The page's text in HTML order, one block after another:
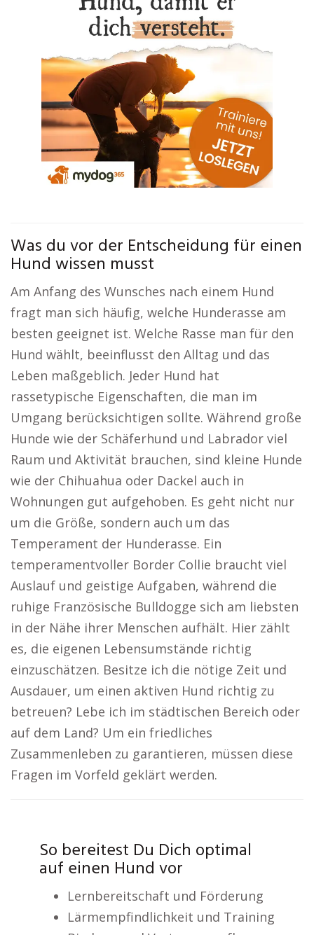
Was du vor der Entscheidung für einen
Hund wissen musst
Am Anfang des Wunsches nach einem Hund
fragt man sich häufig, welche Hunderasse am
besten geeignet ist. Welche Rasse man für den
Hund wählt, beeinflusst den Alltag und das
Leben maßgeblich. Jeder Hund hat
rassetypische Eigenschaften, die man im
Umgang berücksichtigen sollte. Während große
Hunde wie der Schäferhund und Labrador viel
Raum und Aktivität brauchen, sind kleine Hunde
wie der Chihuahua oder Dackel auch in
Wohnungen gut aufgehoben. Es geht nicht nur
um die Größe, sondern auch um das
Temperament der Hunderasse. Ein
temperamentvoller Border Collie braucht viel
Auslauf und geistige Aufgaben, während die
ruhige Französische Bulldogge sich am liebsten
in der Nähe ihrer Menschen aufhält. Hier zählt
es, die eigenen Lebensumstände richtig
einzuschätzen. Besitze ich die nötige Zeit und
Ausdauer, um einen aktiven Hund richtig zu
betreuen? Lebe ich im städtischen Bereich oder
auf dem Land? Um ein friedliches
Zusammenleben zu garantieren, müssen diese
Fragen im Vorfeld geklärt werden.
So bereitest Du Dich optimal
auf einen Hund vor
Lernbereitschaft und Förderung
Lärmempfindlichkeit und Training